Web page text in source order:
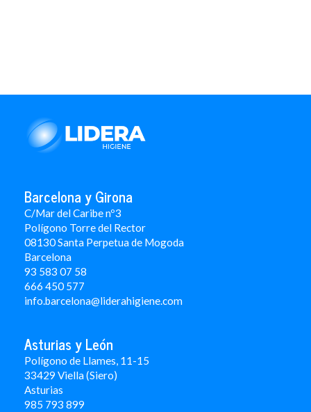
Barcelona y Girona
C/Mar del Caribe nº3
Polígono Torre del Rector
08130 Santa Perpetua de Mogoda
Barcelona
93 583 07 58
666 450 577
info.barcelona@liderahigiene.com
Asturias y León
Polígono de Llames, 11-15
33429 Viella (Siero)
Asturias
985 793 899